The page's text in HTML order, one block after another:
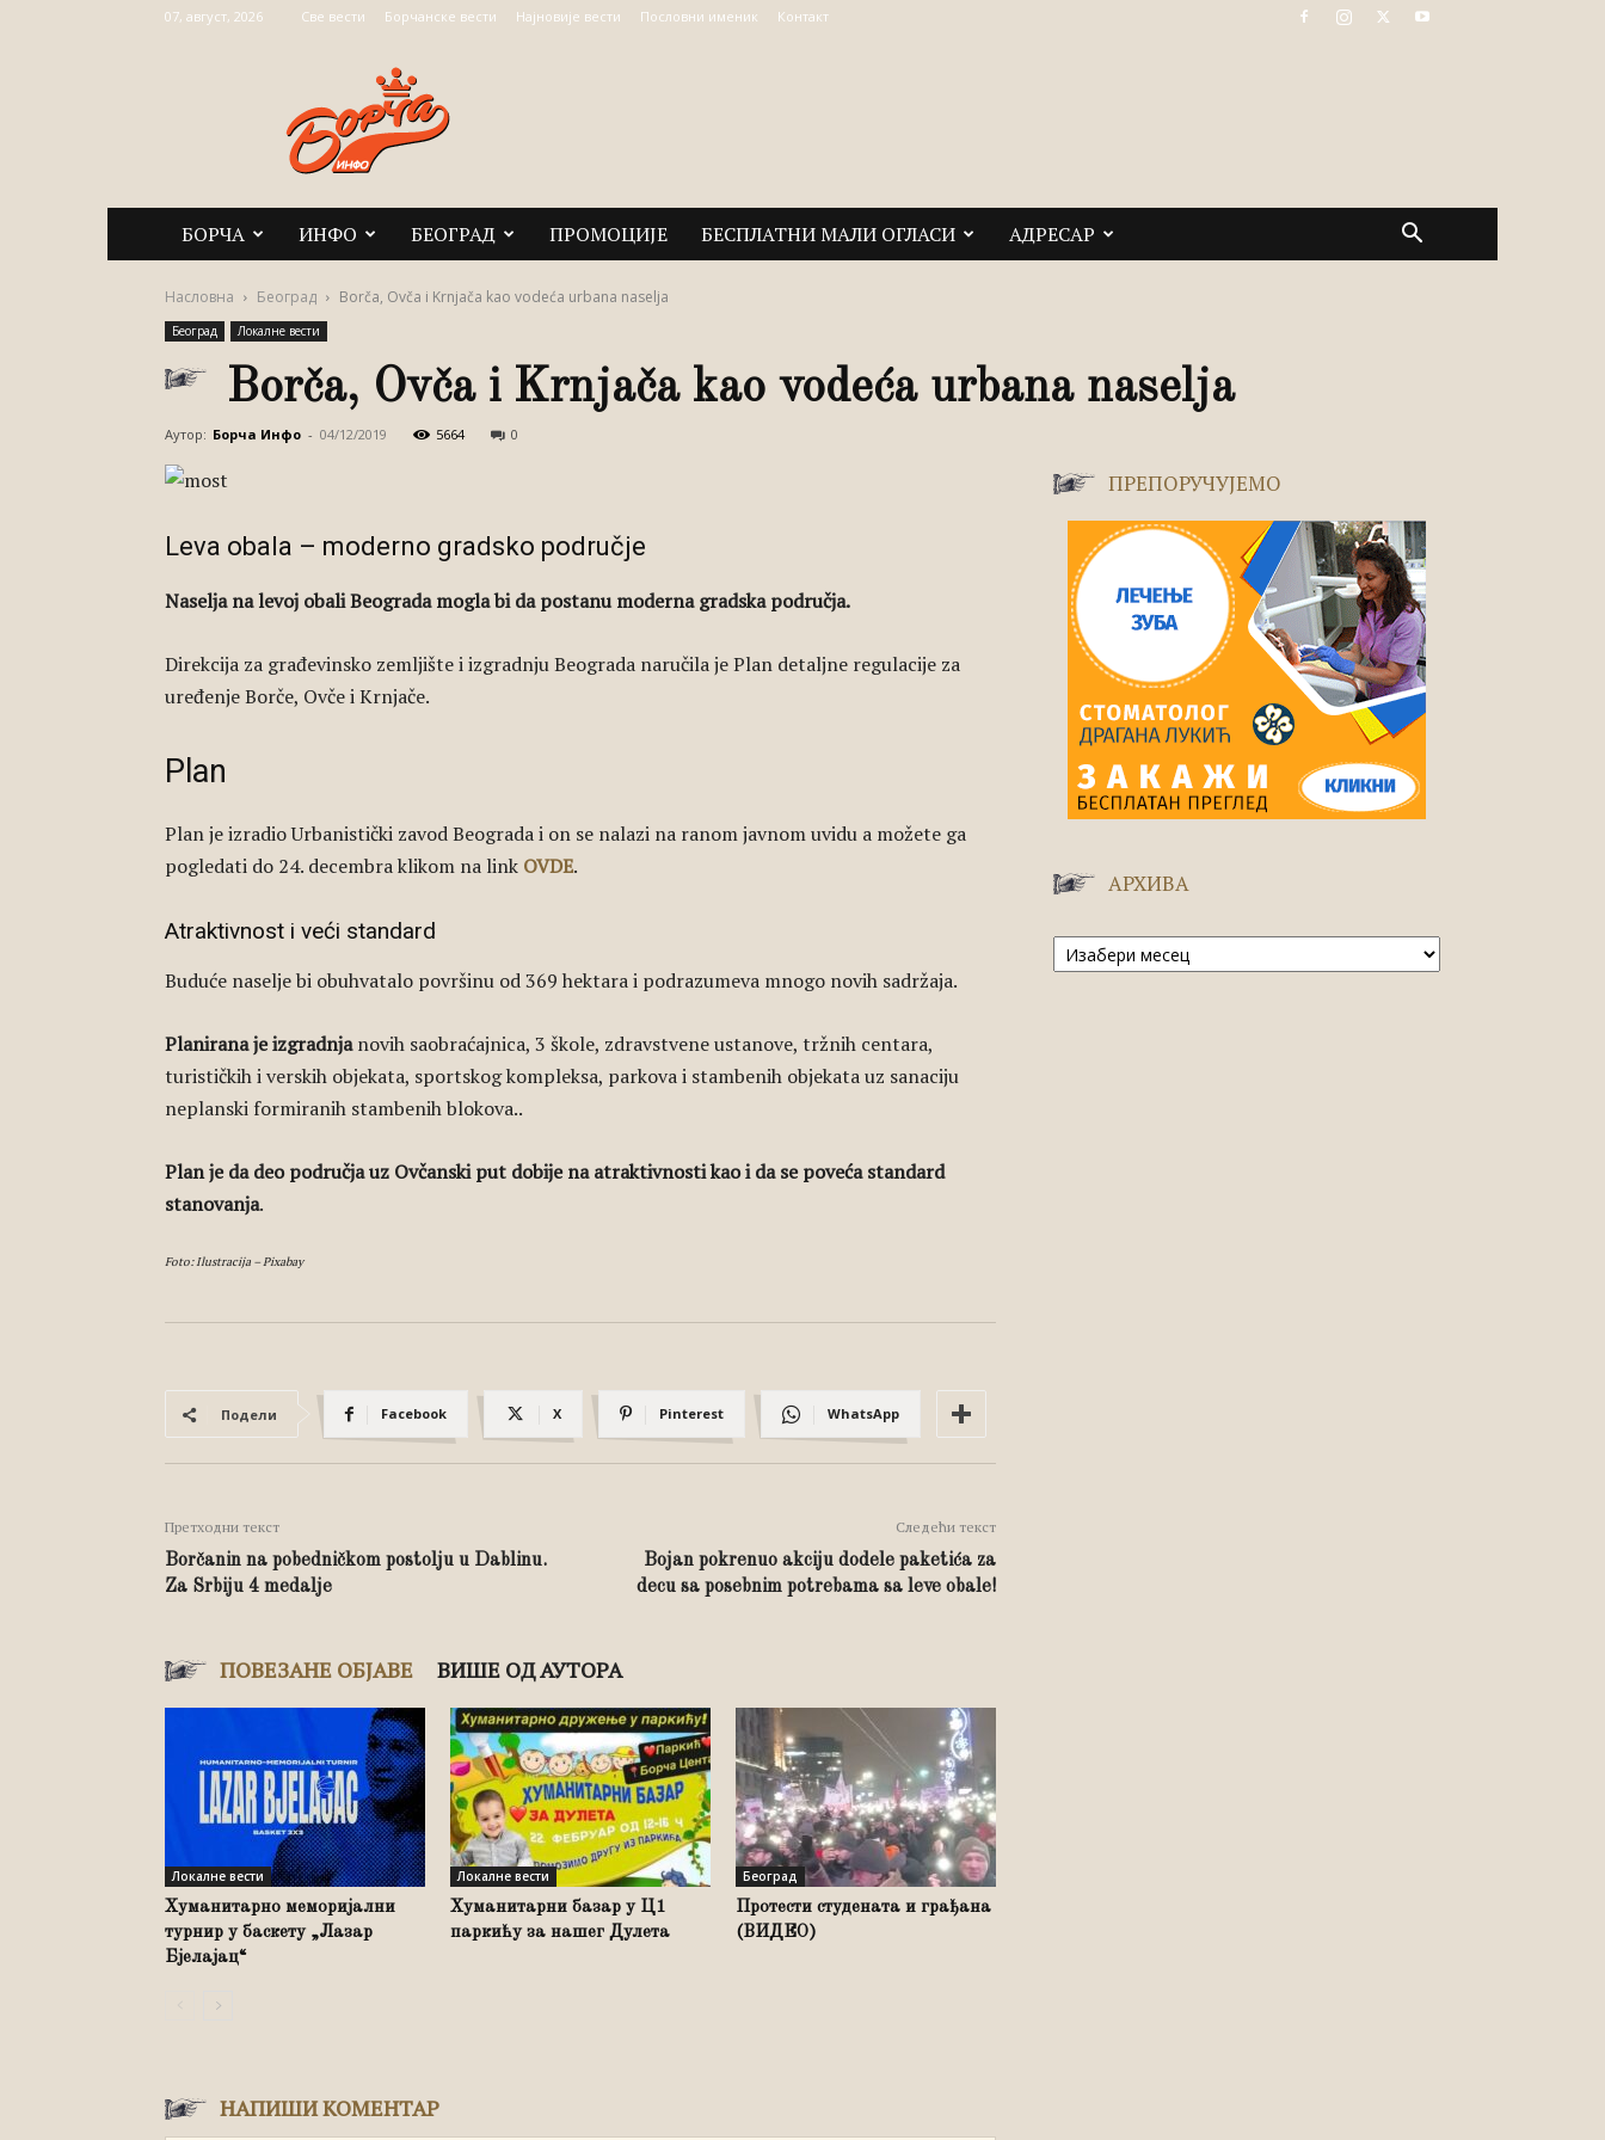
07, август, 2026 Све вести Борчанске вести Најновије вести Пословни именик Контакт
БОРЧА ИНФО БЕОГРАД ПРОМОЦИЈЕ БЕСПЛАТНИ МАЛИ ОГЛАСИ АДРЕСАР
Насловна Београд Borča, Ovča i Krnjača kao vodeća urbana naselja
Београд Локалне вести
Borča, Ovča i Krnjača kao vodeća urbana naselja
Аутор: Борча Инфо - 04/12/2019 5664 0
Leva obala – moderno gradsko područje
Naselja na levoj obali Beograda mogla bi da postanu moderna gradska područja.
Direkcija za građevinsko zemljište i izgradnju Beograda naručila je Plan detaljne regulacije za
uređenje Borče, Ovče i Krnjače.
Plan
Plan je izradio Urbanistički zavod Beograda i on se nalazi na ranom javnom uvidu a možete ga
pogledati do 24. decembra klikom na link OVDE.
Atraktivnost i veći standard
Buduće naselje bi obuhvatalo površinu od 369 hektara i podrazumeva mnogo novih sadržaja.
Planirana je izgradnjanovih saobraćajnica, 3 škole, zdravstvene ustanove, tržnih centara,
turističkih i verskih objekata, sportskog kompleksa, parkova i stambenih objekata uz sanaciju
neplanski formiranih stambenih blokova..
Plan je da deo područja uz Ovčanski put dobije na atraktivnosti kao i da se poveća standard
stanovanja.
Foto: Ilustracija – Pixabay
Подели Facebook X Pinterest WhatsApp
Претходни текст
Borčanin na pobedničkom postolju u Dablinu.
Za Srbiju 4 medalje
Следећи текст
Bojan pokrenuo akciju dodele paketića za
decu sa posebnim potrebama sa leve obale!
ПОВЕЗАНЕ ОБЈАВЕ ВИШЕ ОД АУТОРА
Локалне вести
Хуманитарно меморијални
турнир у баскету „Лазар
Бјелајац“
Локалне вести
Хуманитарни базар у Ц1
паркићу за нашег Дулета
Београд
Протести студената и грађана
(ВИДЕО)
НАПИШИ КОМЕНТАР
ПРЕПОРУЧУЈЕМО
АРХИВА
Архива